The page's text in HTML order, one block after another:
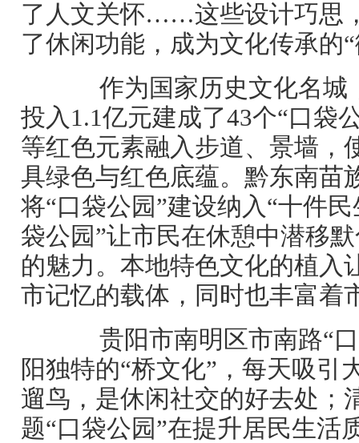
了人文关怀……这些设计巧思
了休闲功能，成为文化传承的
作为国家历史文化名城
投入1.1亿元建成了43个“口袋
等红色元素融入步道、景墙，
具绿色与红色底蕴。黔东南苗
将“口袋公园”建设纳入“十件
袋公园”让市民在休憩中潜移
的魅力。本地特色文化的植入
市记忆的载体，同时也丰富着
贵阳市南明区市南路“口
阳独特的“桥文化”，每天吸引
遛鸟，是休闲社交的好去处；
题“口袋公园”在提升居民生活